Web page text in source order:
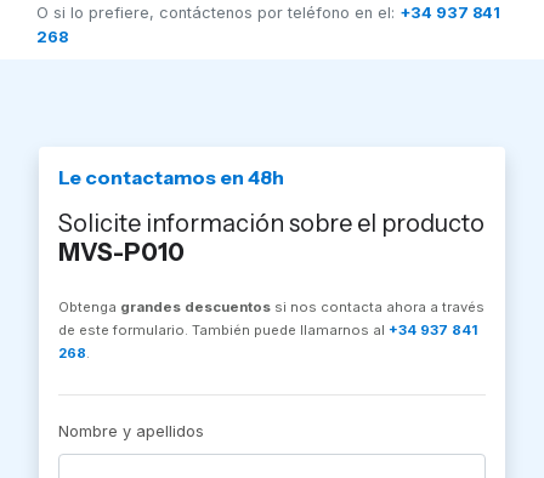
O si lo prefiere, contáctenos por teléfono en el: +34 937 841
268
Le contactamos en 48h
Solicite información sobre el producto
MVS-P010
Obtenga grandes descuentos si nos contacta ahora a través
de este formulario. También puede llamarnos al +34 937 841
268.
Nombre y apellidos